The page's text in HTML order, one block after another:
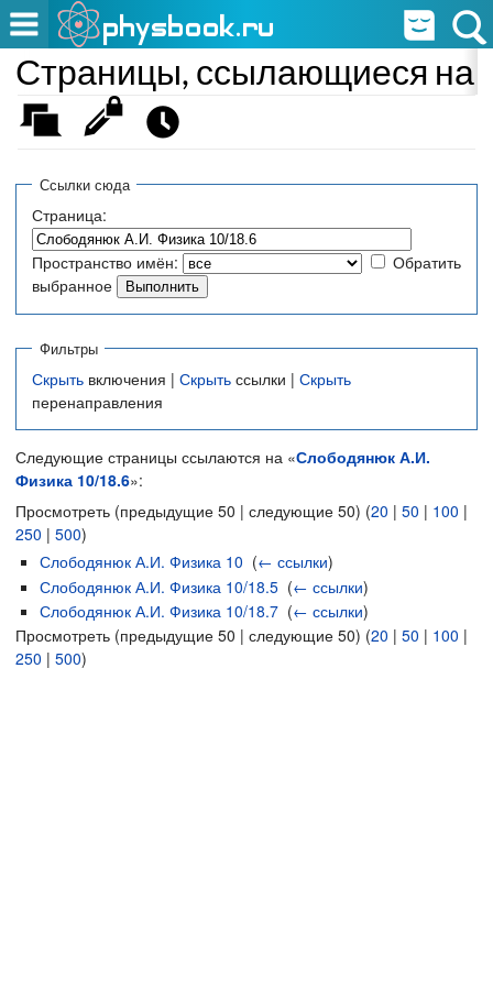
Страницы, ссылающиеся на
Ссылки сюда
Страница:
Пространство имён:
Обратить
выбранное
Фильтры
Скрыть включения | Скрыть ссылки | Скрыть
перенаправления
Следующие страницы ссылаются на «Слободянюк А.И.
Физика 10/18.6»:
Просмотреть (предыдущие 50 | следующие 50) (20 | 50 | 100 |
250 | 500)
Слободянюк А.И. Физика 10 (← ссылки)
Слободянюк А.И. Физика 10/18.5 (← ссылки)
Слободянюк А.И. Физика 10/18.7 (← ссылки)
Просмотреть (предыдущие 50 | следующие 50) (20 | 50 | 100 |
250 | 500)